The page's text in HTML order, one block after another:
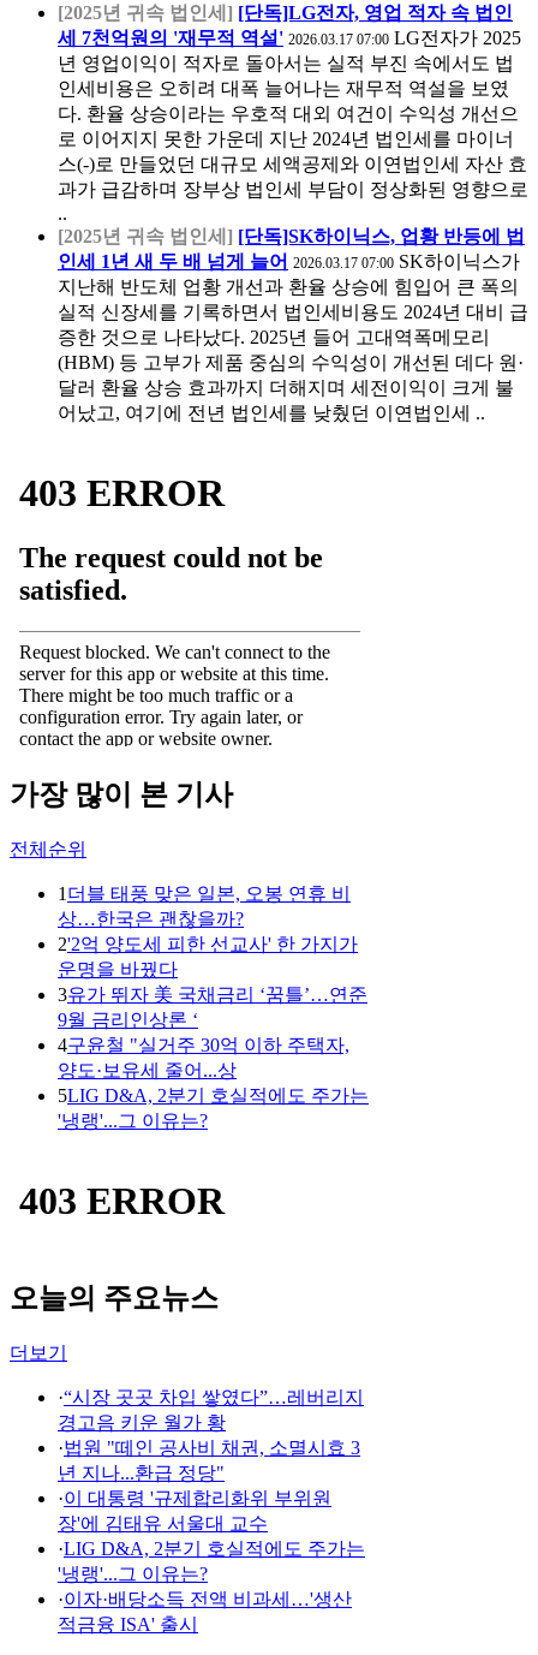
[2025년 귀속 법인세] [단독]LG전자, 영업 적자 속 법인
세 7천억원의 '재무적 역설' 2026.03.17 07:00 LG전자가 2025
년 영업이익이 적자로 돌아서는 실적 부진 속에서도 법
인세비용은 오히려 대폭 늘어나는 재무적 역설을 보였
다. 환율 상승이라는 우호적 대외 여건이 수익성 개선으
로 이어지지 못한 가운데 지난 2024년 법인세를 마이너
스(-)로 만들었던 대규모 세액공제와 이연법인세 자산 효
과가 급감하며 장부상 법인세 부담이 정상화된 영향으로
..
[2025년 귀속 법인세] [단독]SK하이닉스, 업황 반등에 법
인세 1년 새 두 배 넘게 늘어 2026.03.17 07:00 SK하이닉스가
지난해 반도체 업황 개선과 환율 상승에 힘입어 큰 폭의
실적 신장세를 기록하면서 법인세비용도 2024년 대비 급
증한 것으로 나타났다. 2025년 들어 고대역폭메모리
(HBM) 등 고부가 제품 중심의 수익성이 개선된 데다 원·
달러 환율 상승 효과까지 더해지며 세전이익이 크게 불
어났고, 여기에 전년 법인세를 낮췄던 이연법인세 ..